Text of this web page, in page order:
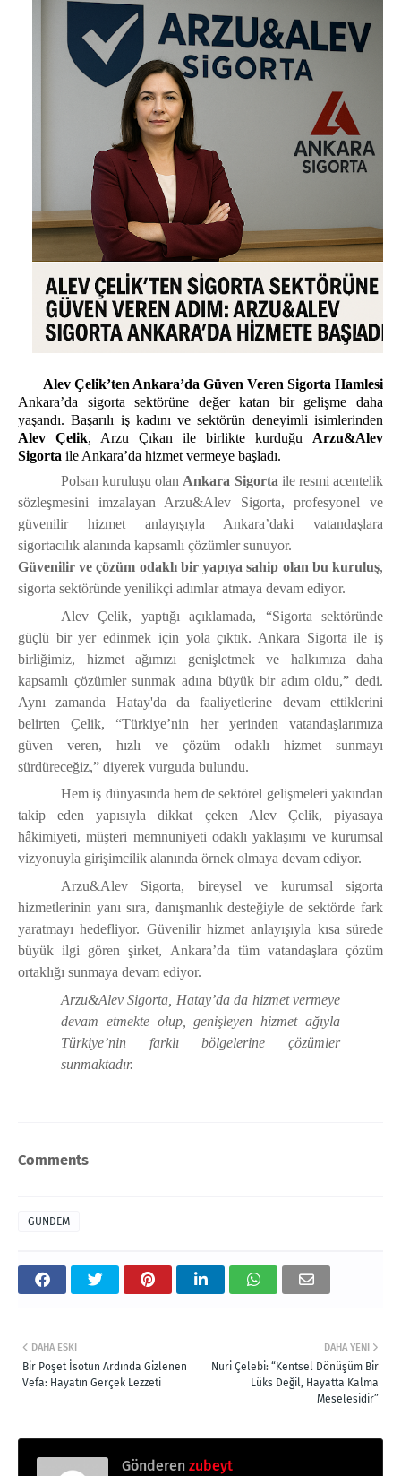
Alev Çelik’ten Ankara’da Güven Veren Sigorta Hamlesi
Ankara’da sigorta sektörüne değer katan bir gelişme daha
yaşandı. Başarılı iş kadını ve sektörün deneyimli isimlerinden
Alev Çelik, Arzu Çıkan ile birlikte kurduğu Arzu&Alev
Sigorta ile Ankara’da hizmet vermeye başladı.
Polsan kuruluşu olan Ankara Sigorta ile resmi acentelik
sözleşmesini imzalayan Arzu&Alev Sigorta, profesyonel ve
güvenilir hizmet anlayışıyla Ankara’daki vatandaşlara
sigortacılık alanında kapsamlı çözümler sunuyor.
Güvenilir ve çözüm odaklı bir yapıya sahip olan bu kuruluş,
sigorta sektöründe yenilikçi adımlar atmaya devam ediyor.
Alev Çelik, yaptığı açıklamada, “Sigorta sektöründe
güçlü bir yer edinmek için yola çıktık. Ankara Sigorta ile iş
birliğimiz, hizmet ağımızı genişletmek ve halkımıza daha
kapsamlı çözümler sunmak adına büyük bir adım oldu,” dedi.
Aynı zamanda Hatay'da da faaliyetlerine devam ettiklerini
belirten Çelik, “Türkiye’nin her yerinden vatandaşlarımıza
güven veren, hızlı ve çözüm odaklı hizmet sunmayı
sürdüreceğiz,” diyerek vurguda bulundu.
Hem iş dünyasında hem de sektörel gelişmeleri yakından
takip eden yapısıyla dikkat çeken Alev Çelik, piyasaya
hâkimiyeti, müşteri memnuniyeti odaklı yaklaşımı ve kurumsal
vizyonuyla girişimcilik alanında örnek olmaya devam ediyor.
Arzu&Alev Sigorta, bireysel ve kurumsal sigorta
hizmetlerinin yanı sıra, danışmanlık desteğiyle de sektörde fark
yaratmayı hedefliyor. Güvenilir hizmet anlayışıyla kısa sürede
büyük ilgi gören şirket, Ankara’da tüm vatandaşlara çözüm
ortaklığı sunmaya devam ediyor.
Arzu&Alev Sigorta, Hatay’da da hizmet vermeye
devam etmekte olup, genişleyen hizmet ağıyla
Türkiye’nin farklı bölgelerine çözümler
sunmaktadır.
Comments
GUNDEM
DAHA YENI
Nuri Çelebi: “Kentsel Dönüşüm Bir
Lüks Değil, Hayatta Kalma
Meselesidir”
DAHA ESKI
Bir Poşet İsotun Ardında Gizlenen
Vefa: Hayatın Gerçek Lezzeti
Gönderen zubeyt